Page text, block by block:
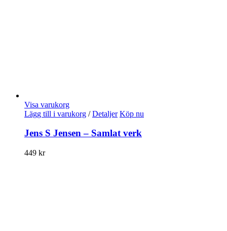
Visa varukorg
Lägg till i varukorg / Detaljer Köp nu
Jens S Jensen – Samlat verk
449 kr